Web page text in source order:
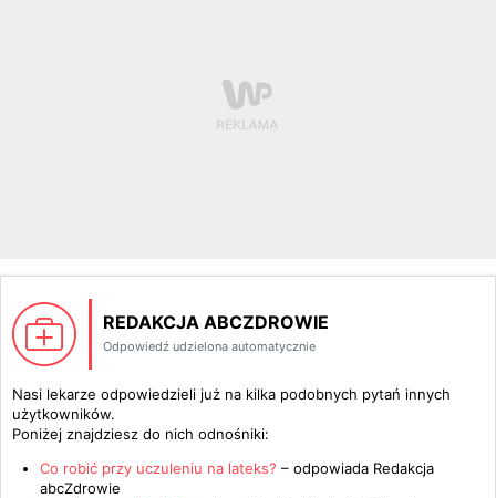
REDAKCJA ABCZDROWIE
Odpowiedź udzielona automatycznie
Nasi lekarze odpowiedzieli już na kilka podobnych pytań innych
użytkowników.
Poniżej znajdziesz do nich odnośniki:
Co robić przy uczuleniu na lateks? – odpowiada Redakcja
abcZdrowie